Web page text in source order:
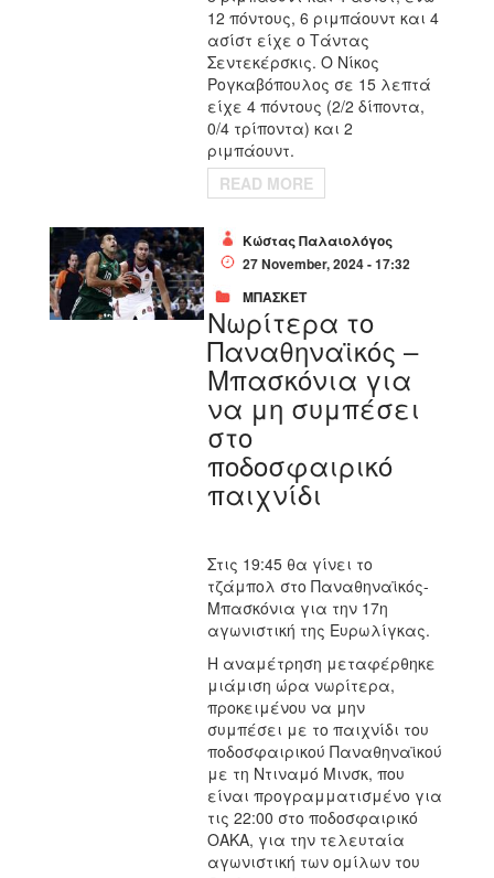
12 πόντους, 6 ριμπάουντ και 4
ασίστ είχε ο Τάντας
Σεντεκέρσκις. Ο Νίκος
Ρογκαβόπουλος σε 15 λεπτά
είχε 4 πόντους (2/2 δίποντα,
0/4 τρίποντα) και 2
ριμπάουντ.
READ MORE
Κώστας Παλαιολόγος
27 November, 2024 - 17:32
ΜΠΑΣΚΕΤ
Νωρίτερα το
Παναθηναϊκός –
Μπασκόνια για
να μη συμπέσει
στο
ποδοσφαιρικό
παιχνίδι
Στις 19:45 θα γίνει το
τζάμπολ στο Παναθηναϊκός-
Μπασκόνια για την 17η
αγωνιστική της Ευρωλίγκας.
Η αναμέτρηση μεταφέρθηκε
μιάμιση ώρα νωρίτερα,
προκειμένου να μην
συμπέσει με το παιχνίδι του
ποδοσφαιρικού Παναθηναϊκού
με τη Ντιναμό Μινσκ, που
είναι προγραμματισμένο για
τις 22:00 στο ποδοσφαιρικό
ΟΑΚΑ, για την τελευταία
αγωνιστική των ομίλων του